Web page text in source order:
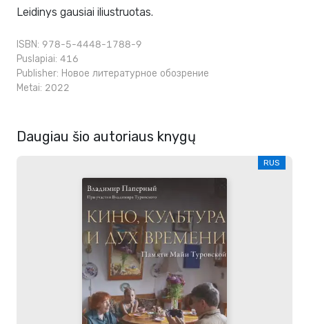
Leidinys gausiai iliustruotas.
ISBN: 978-5-4448-1788-9
Puslapiai: 416
Publisher: Новое литературное обозрение
Metai: 2022
Daugiau šio autoriaus knygų
RUS